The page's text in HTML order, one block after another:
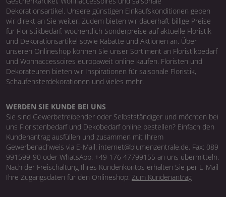
Dekorationsartikel. Unsere günstigen Einkaufskonditionen geben
wir direkt an Sie weiter. Zudem bieten wir dauerhaft billige Preise
für Floristikbedarf, wöchentlich Sonderpreise auf aktuelle Floristik
und Dekorationsartikel sowie Rabatte und Aktionen an. Über
unseren Onlineshop können Sie unser Sortiment an Floristikbedarf
und Wohnaccessoires europaweit online kaufen. Floristen und
Dekorateuren bieten wir Inspirationen für saisonale Floristik,
Schaufensterdekorationen und vieles mehr.
WERDEN SIE KUNDE BEI UNS
Sie sind Gewerbetreibender oder Selbstständiger und möchten bei
uns Floristenbedarf und Dekobedarf online bestellen? Einfach den
Kundenantrag ausfüllen und zusammen mit Ihrem
Gewerbenachweis via E-Mail: internet@blumenzentrale.de, Fax: 089
991599-90 oder WhatsApp: +49 176 47799155 an uns übermitteln.
Nach der Freischaltung Ihres Kundenkontos erhalten Sie per E-Mail
Ihre Zugangsdaten für den Onlineshop. Zum Kundenantrag